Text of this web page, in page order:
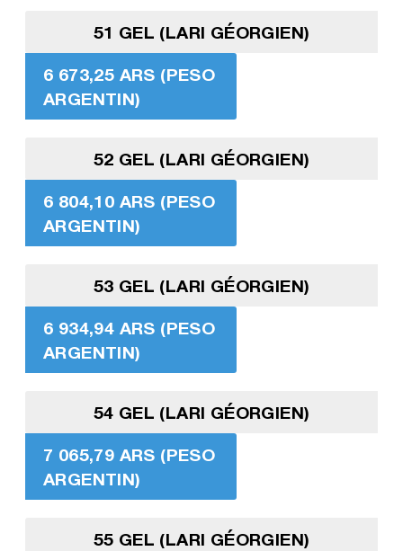
51 GEL (LARI GÉORGIEN)
6 673,25 ARS (PESO
ARGENTIN)
52 GEL (LARI GÉORGIEN)
6 804,10 ARS (PESO
ARGENTIN)
53 GEL (LARI GÉORGIEN)
6 934,94 ARS (PESO
ARGENTIN)
54 GEL (LARI GÉORGIEN)
7 065,79 ARS (PESO
ARGENTIN)
55 GEL (LARI GÉORGIEN)